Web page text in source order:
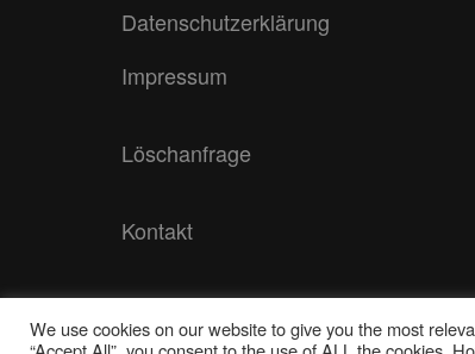
Datenschutzerklärung
Impressum
Löschanfrage
Kontakt
We use cookies on our website to give you the most